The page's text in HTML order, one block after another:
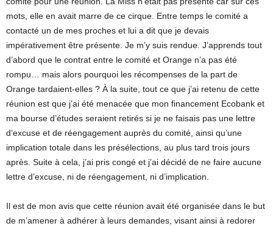
mots, elle en avait marre de ce cirque. Entre temps le comité a
contacté un de mes proches et lui a dit que je devais
impérativement être présente. Je m’y suis rendue. J’apprends tout
d’abord que le contrat entre le comité et Orange n’a pas été
rompu… mais alors pourquoi les récompenses de la part de
Orange tardaient-elles ? À la suite, tout ce que j’ai retenu de cette
réunion est que j’ai été menacée que mon financement Ecobank et
ma bourse d’études seraient retirés si je ne faisais pas une lettre
d’excuse et de réengagement auprès du comité, ainsi qu’une
implication totale dans les présélections, au plus tard trois jours
après. Suite à cela, j’ai pris congé et j’ai décidé de ne faire aucune
lettre d’excuse, ni de réengagement, ni d’implication.
Il est de mon avis que cette réunion avait été organisée dans le but
de m’amener à adhérer à leurs demandes, visant ainsi à redorer